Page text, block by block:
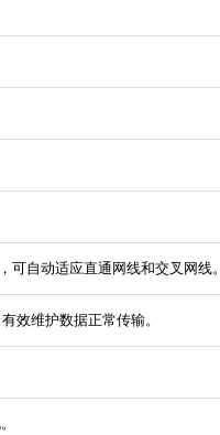
自动适应直通网线和交叉网线。
效维护数据正常传输。